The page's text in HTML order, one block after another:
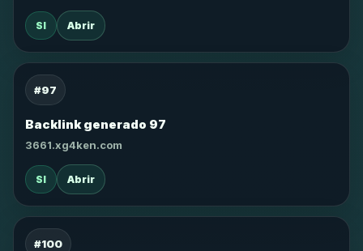
SI Abrir
#97
Backlink generado 97
3661.xg4ken.com
SI Abrir
#100